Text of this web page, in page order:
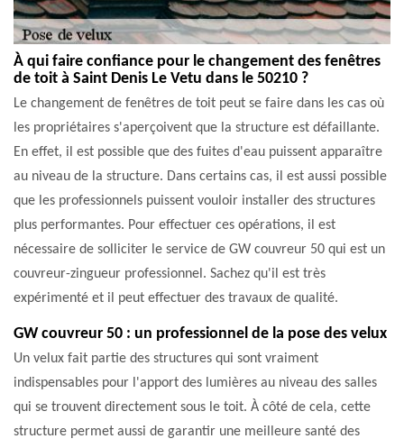
À qui faire confiance pour le changement des fenêtres
de toit à Saint Denis Le Vetu dans le 50210 ?
Le changement de fenêtres de toit peut se faire dans les cas où
les propriétaires s'aperçoivent que la structure est défaillante.
En effet, il est possible que des fuites d'eau puissent apparaître
au niveau de la structure. Dans certains cas, il est aussi possible
que les professionnels puissent vouloir installer des structures
plus performantes. Pour effectuer ces opérations, il est
nécessaire de solliciter le service de GW couvreur 50 qui est un
couvreur-zingueur professionnel. Sachez qu'il est très
expérimenté et il peut effectuer des travaux de qualité.
GW couvreur 50 : un professionnel de la pose des velux
Un velux fait partie des structures qui sont vraiment
indispensables pour l'apport des lumières au niveau des salles
qui se trouvent directement sous le toit. À côté de cela, cette
structure permet aussi de garantir une meilleure santé des